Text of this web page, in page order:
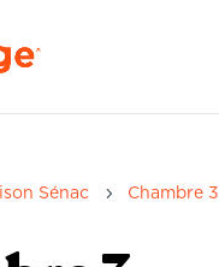
Sénac 5 Chambre 3